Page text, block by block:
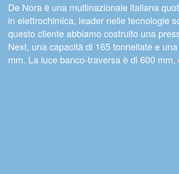
De Nora è una multinazionale italiana
in elettrochimica, leader nelle tecnologie
questo cliente abbiamo costruito una
Next, una capacità di 165 tonnellate e
mm. La luce banco-traversa è di 600